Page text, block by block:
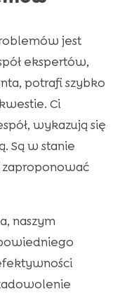
jest
ekspertów,
potrafi szybko
Ci
wykazują się
Są w stanie
naszym